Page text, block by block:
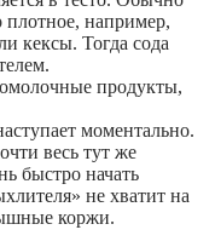
плотное, например,
кексы. Тогда сода
продукты,
моментально.
весь тут же
быстро начать
не хватит на
коржи.